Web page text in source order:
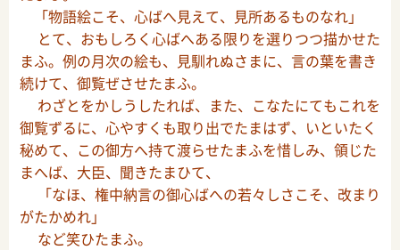
「物語絵こそ、心ばへ見えて、見所あるものなれ」
とて、おもしろく心ばへある限りを選りつつ描かせた
まふ。例の月次の絵も、見馴れぬさまに、言の葉を書き
続けて、御覧ぜさせたまふ。
わざとをかしうしたれば、また、こなたにてもこれを
御覧ずるに、心やすくも取り出でたまはず、いといたく
秘めて、この御方へ持て渡らせたまふを惜しみ、領じた
まへば、大臣、聞きたまひて、
「なほ、権中納言の御心ばへの若々しさこそ、改まり
がたかめれ」
など笑ひたまふ。